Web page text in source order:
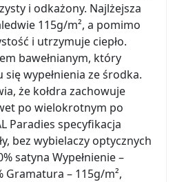
i odkażony. Najlżejsza
115g/m², a pomimo
i utrzymuje ciepło.
bawełnianym, który
wypełnienia ze środka.
że kołdra zachowuje
po wielokrotnym po
Paradies specyfikacja
bez wybielaczy optycznych
satyna Wypełnienie –
Gramatura – 115g/m²,